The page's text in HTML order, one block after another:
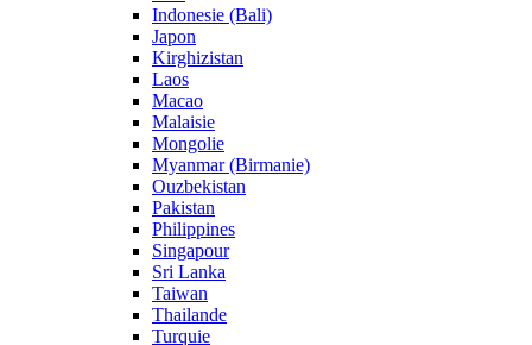
Indonesie (Bali)
Japon
Kirghizistan
Laos
Macao
Malaisie
Mongolie
Myanmar (Birmanie)
Ouzbekistan
Pakistan
Philippines
Singapour
Sri Lanka
Taiwan
Thailande
Turquie